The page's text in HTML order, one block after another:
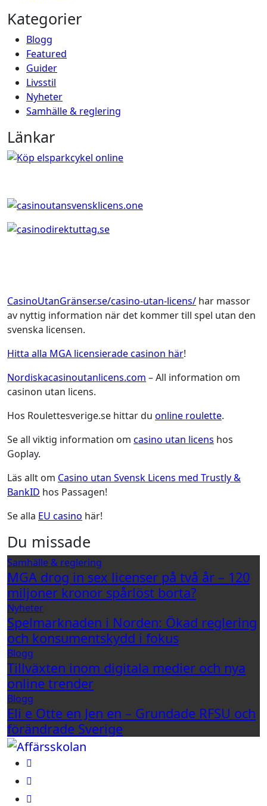
Kategorier
Blogg
Featured
Guider
Livsstil
Nyheter
Samhälle & reglering
Länkar
CasinoUtanGränser.se/casino-utan-licens/ har massor
av nyttig information när det kommer till spel utan den
svenska licensen.
Hitta alla MGA licensierade casinon här!
Nordiskacasinoutanlicens.com – All information om
casinon utan licens.
Hos Roulettesverige.se hittar du online roulette.
Se all viktig information om casino utan licens hos
Goplay.
Läs allt om Casino utan Svensk Licens med Trustly &
BankID hos Passagen!
Se alla EU casino här!
Du missade
Samhälle & reglering
MGA drog in sex licenser på två år – 120
miljoner kronor spårlöst borta?
Nyheter
Spelmarknaden i Norden: Ökad reglering
och konsumentskydd i fokus
Blogg
Tillväxten inom digitala medier och nya
online trender
Blogg
Eli e Otte en Jen en – Grundade RFSU och
förändrade Sverige